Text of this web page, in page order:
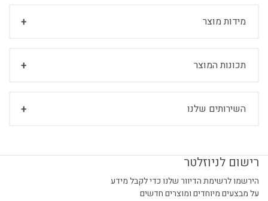
מידות מוצר
תכונות המוצר
השירותים שלנו
רישום לניוזלטר
הירשמו לרשימת הדיוור שלנו כדי לקבל מידע
על מבצעים מיוחדים ומוצרים חדשים